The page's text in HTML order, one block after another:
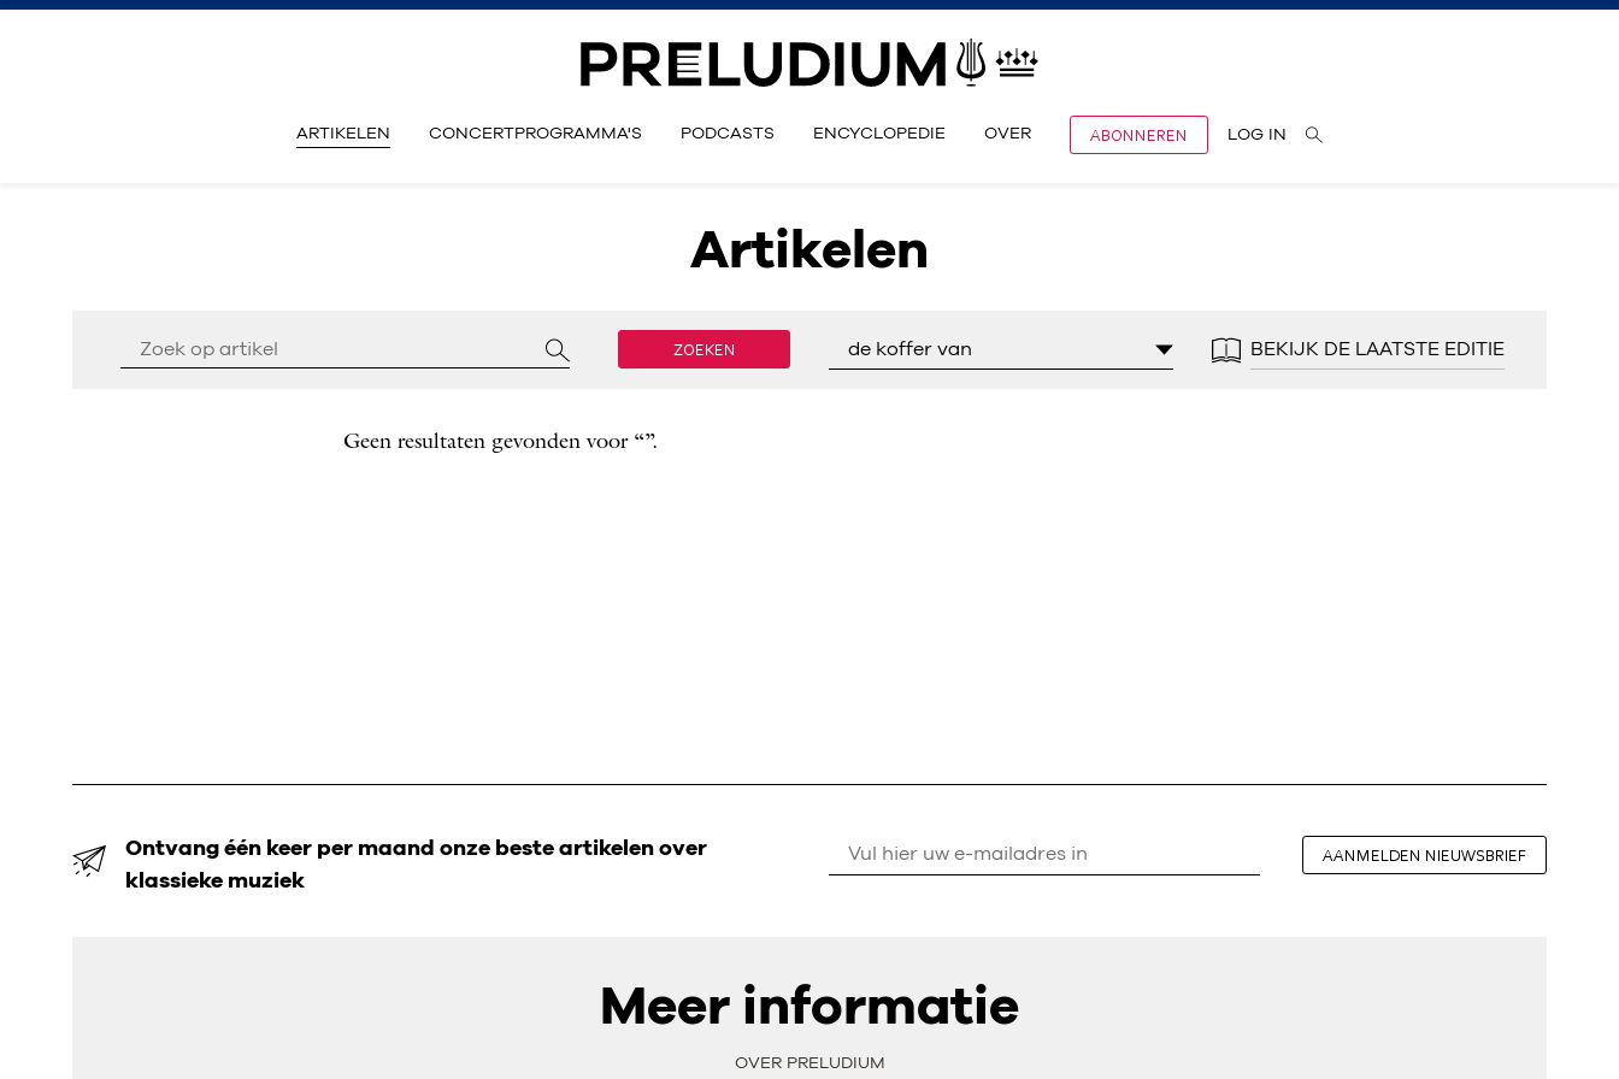
ARTIKELEN CONCERTPROGRAMMA'S PODCASTS ENCYCLOPEDIE OVER ABONNEREN LOG IN
Artikelen
ZOEKEN de koffer van BEKIJK DE LAATSTE EDITIE
Geen resultaten gevonden voor “”.
Ontvang één keer per maand onze beste artikelen over
klassieke muziek
AANMELDEN NIEUWSBRIEF
Meer informatie
OVER PRELUDIUM